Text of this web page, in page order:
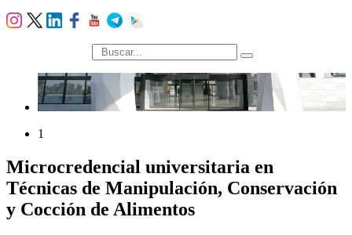
búsqueda
1
Microcredencial universitaria en
Técnicas de Manipulación, Conservación
y Cocción de Alimentos